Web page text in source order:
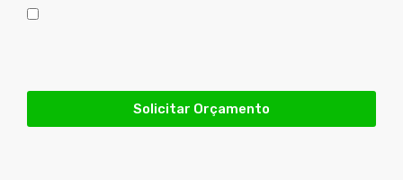
Solicitar Orçamento